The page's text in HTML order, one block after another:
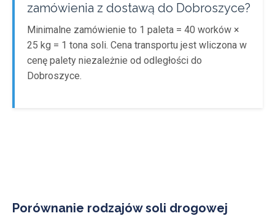
zamówienia z dostawą do Dobroszyce?
Minimalne zamówienie to 1 paleta = 40 worków ×
25 kg = 1 tona soli. Cena transportu jest wliczona w
cenę palety niezależnie od odległości do
Dobroszyce.
Porównanie rodzajów soli drogowej